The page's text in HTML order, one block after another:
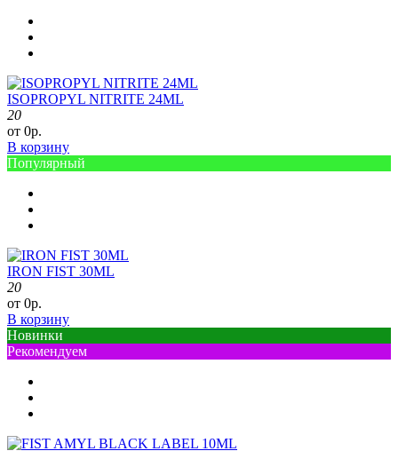
ISOPROPYL NITRITE 24ML
20
от 0р.
В корзину
Популярный
IRON FIST 30ML
20
от 0р.
В корзину
Новинки
Рекомендуем